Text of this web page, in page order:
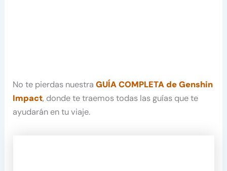
No te pierdas nuestraGUÍA COMPLETA de Genshin
Impact, donde te traemos todas las guías que te
ayudarán en tu viaje.